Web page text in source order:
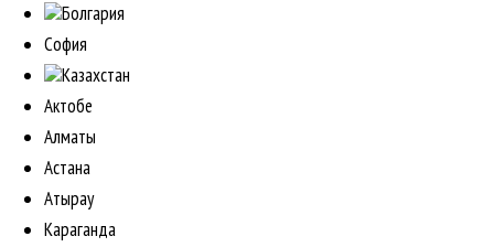
Болгария
София
Казахстан
Актобе
Алматы
Астана
Атырау
Караганда